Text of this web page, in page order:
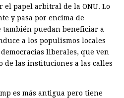
el papel arbitral de la ONU. Lo
y pasa por encima de
también puedan beneficiar a
a los populismos locales
liberales, que ven
de las instituciones a las calles
es más antigua pero tiene